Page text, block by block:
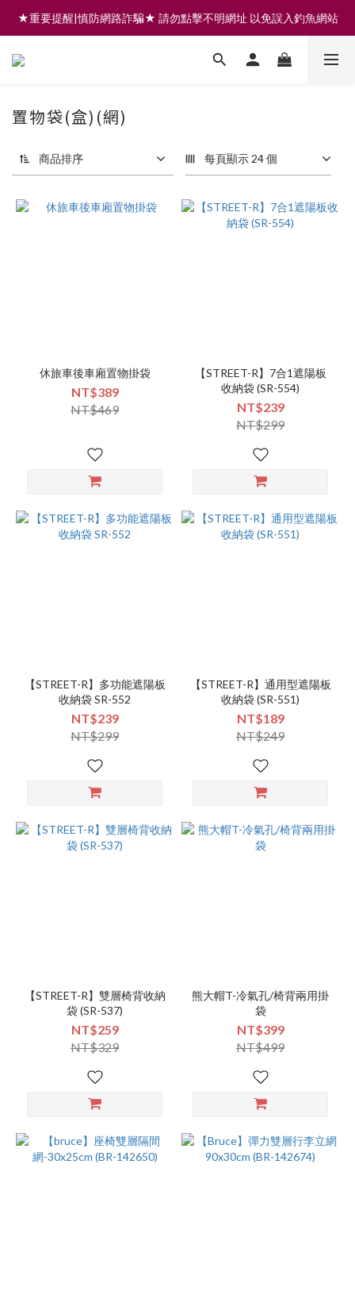
註冊會員享200元購物金 | 全館滿999免運 | 可門市取貨/安裝
★重要提醒|慎防網路詐騙★ 請勿點擊不明網址 以免誤入釣魚網站
註冊會員享200元購物金 | 全館滿999免運 | 可門市取貨/安裝
置物袋(盒)(網)
商品排序 每頁顯示 24 個
休旅車後車廂置物掛袋
NT$389
NT$469
【STREET-R】7合1遮陽板
收納袋 (SR-554)
NT$239
NT$299
【STREET-R】多功能遮陽板
收納袋 SR-552
NT$239
NT$299
【STREET-R】通用型遮陽板
收納袋 (SR-551)
NT$189
NT$249
【STREET-R】雙層椅背收納
袋 (SR-537)
NT$259
NT$329
熊大帽T-冷氣孔/椅背兩用掛
袋
NT$399
NT$499